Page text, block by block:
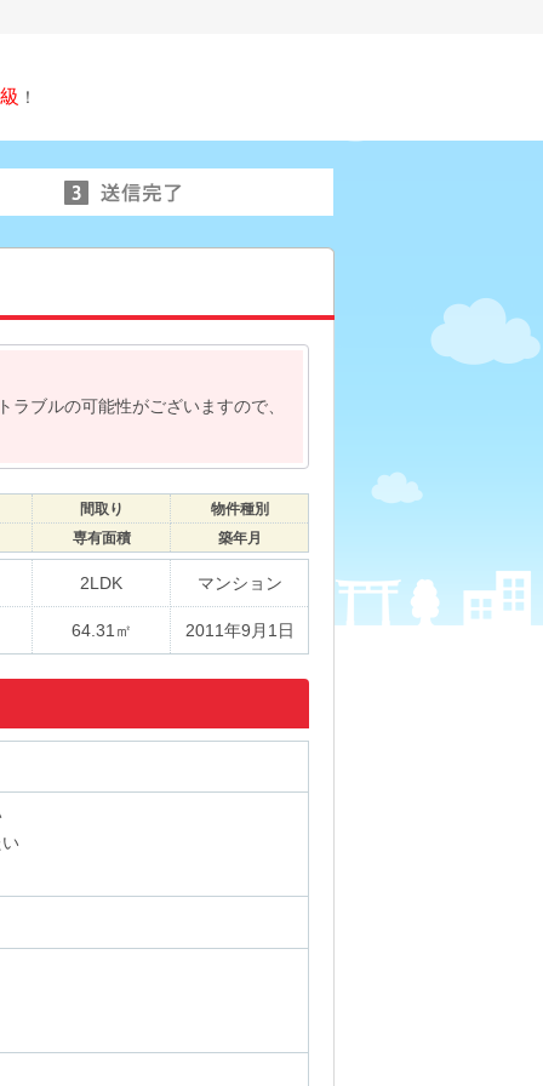
！
ブルの可能性がございますので、
間取り
物件種別
専有面積 築年月
2LDK マンション
64.31㎡ 2011年9月1日